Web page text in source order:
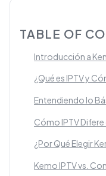
TABLE OF
Introducción a
¿Qué es IPTV y
Entendiendo lo
Cómo IPTV Difere
¿Por Qué Elegir
Kemo IPTV vs.